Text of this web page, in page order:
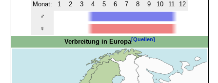
Monat:
1 2 3 4 5 6 7 8 9 10 11
12
♂
♀
Verbreitung in Europa[Quellen]